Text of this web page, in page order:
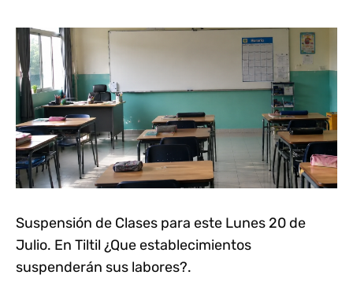
Suspensión de Clases para este Lunes 20 de
Julio. En Tiltil ¿Que establecimientos
suspenderán sus labores?.